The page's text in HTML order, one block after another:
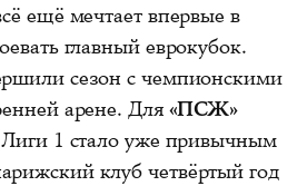
ещё мечтает впервые в
главный еврокубок.
сезон с чемпионскими
арене. Для «ПСЖ»
Лиги 1 стало уже привычным
клуб четвёртый год